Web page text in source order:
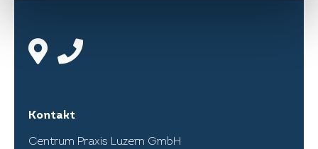
Kontakt
Centrum Praxis Luzern GmbH